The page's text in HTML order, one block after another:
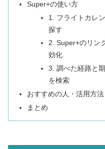
Super+の使い方
1. フライトカレ
探す
2. Super+のリン
効化
3. 調べた経路と
を検索
おすすめの人・活用方法
まとめ